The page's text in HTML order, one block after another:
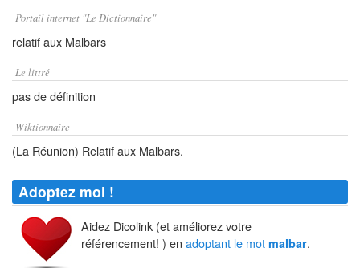
Portail internet "Le Dictionnaire"
relatif aux Malbars
Le littré
pas de définition
Wiktionnaire
(La Réunion) Relatif aux Malbars.
Adoptez moi !
Aidez Dicolink (et améliorez votre
référencement! ) en adoptant le mot malbar.